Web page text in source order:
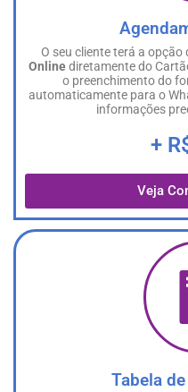
O seu cliente terá a opção
Onlinediretamente do
o preenchimento do
automaticamente para o
informações
+
Veja
Tabela